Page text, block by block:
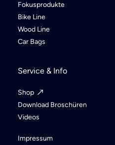
Fokusprodukte
Bike Line
Wood Line
Car Bags
Service & Info
Shop
Download Broschüren
Videos
Impressum